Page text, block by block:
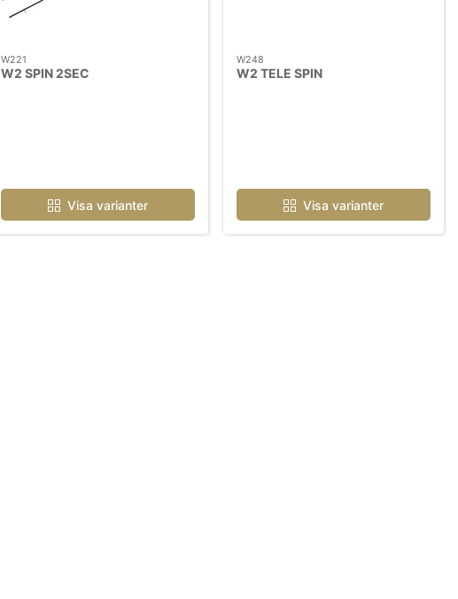
W221
W2 SPIN 2SEC
Visa varianter
W248
W2 TELE SPIN
Visa varianter